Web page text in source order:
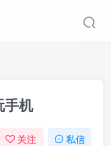
手机
关注 私信